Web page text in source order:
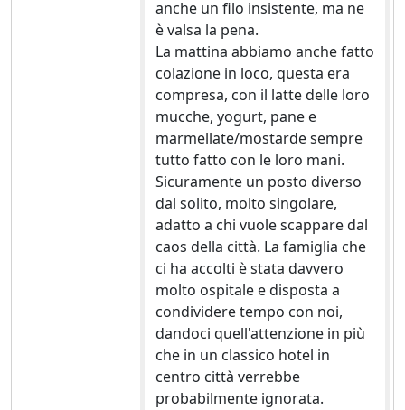
anche un filo insistente, ma ne
è valsa la pena.
La mattina abbiamo anche fatto
colazione in loco, questa era
compresa, con il latte delle loro
mucche, yogurt, pane e
marmellate/mostarde sempre
tutto fatto con le loro mani.
Sicuramente un posto diverso
dal solito, molto singolare,
adatto a chi vuole scappare dal
caos della città. La famiglia che
ci ha accolti è stata davvero
molto ospitale e disposta a
condividere tempo con noi,
dandoci quell'attenzione in più
che in un classico hotel in
centro città verrebbe
probabilmente ignorata.